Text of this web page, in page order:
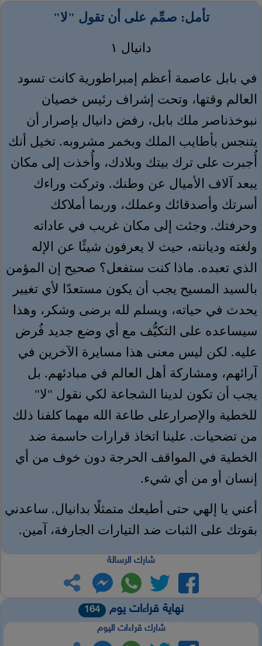
تأمل: صمِّم على أن تقول "لا"
دانيال ١
في بابل عاصمة أعظم إمبراطورية كانت تسود
العالم وقتها، وتحت إشراف رئيس خصيان
نبوخذناصر ملك بابل، رفض دانيال بإصرار أن
يتنجس بأطايب الملك وبخمر مشروبه. تخيل أنك
أُجبرت على ترك بيتك وبلادك، وأُخذت إلى مكان
يبعد آلاف الأميال عن وطنك. وتركت وراءك
أسرتك وأصدقائك وعملك، وربما أملاكك
وحرفتك. وجئت إلى مكان غريب في عاداته
ولغته وديانته، حيث لا يعرفون شيئًا عن الإله
الذي تعبده. ماذا كنت ستفعل؟ صحيح إن المؤمن
بالسيد المسيح يجب أن يكون مستعدًا لأي تغيير
يحدث في حياته، ويسلم لله برضى وشكر، وهذا
سيساعده على التكيُّف مع أي وضع جديد فُرض
عليه. لكن ليس معنى هذا مسايرة الآخرين في
آرائهم، ومشاركة أهل العالم في مبادئهم. بل
يجب أن تكون لدينا الشجاعة لكي نقول "لا"
للخطية والإصرارعلى طاعة الله مهما كلفنا ذلك
من تضحيات. علينا اتخاذ قرارات حاسمة ضد
الخطية في المواقف الحرجة دون خوف من أي
إنسان أو من أي شيء.
أعني يا إلهي حتى أطيعك متمثلًا بدانيال. ساعدني
بقوتك على الثبات ضد التيارات الجارفة، آمين.
شارك الرسالة
نهاية قراءات يوم 164
شارك قراءات اليوم